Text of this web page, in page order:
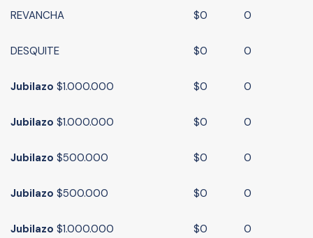
REVANCHA $0 0
DESQUITE $0 0
Jubilazo $1.000.000 $0 0
Jubilazo $1.000.000 $0 0
Jubilazo $500.000 $0 0
Jubilazo $500.000 $0 0
Jubilazo $1.000.000 $0 0